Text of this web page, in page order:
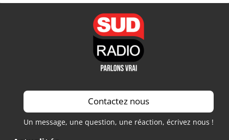
Contactez nous
Un message, une question, une réaction, écrivez nous !